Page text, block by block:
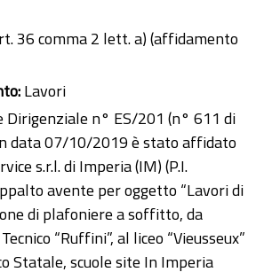
36 comma 2 lett. a) (affidamento
Lavori
Dirigenziale n° ES/201 (n° 611 di
data 07/10/2019 è stato affidato
s.r.l. di Imperia (IM) (P.I.
avente per oggetto “Lavori di
di plafoniere a soffitto, da
“Ruffini”, al liceo “Vieusseux”
Statale, scuole site In Imperia